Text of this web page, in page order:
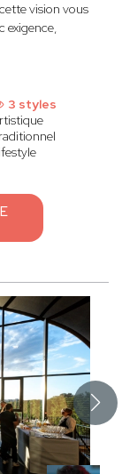
vision vous
exigence,
3 styles